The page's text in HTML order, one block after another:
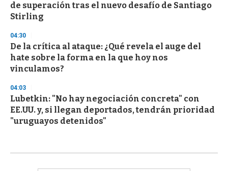
de superación tras el nuevo desafío de Santiago
Stirling
04:30
De la crítica al ataque: ¿Qué revela el auge del
hate sobre la forma en la que hoy nos
vinculamos?
04:03
Lubetkin: "No hay negociación concreta" con
EE.UU. y, si llegan deportados, tendrán prioridad
"uruguayos detenidos"